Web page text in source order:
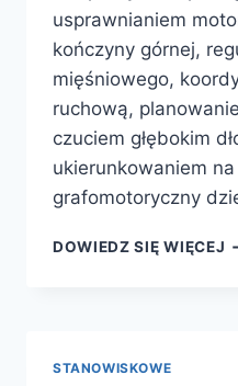
usprawnianiem
kończyny górnej,
mięśniowego,
ruchową,
czuciem głębokim
ukierunkowaniem
grafomotoryczny
DOWIEDZ SIĘ WIĘCEJ
STANOWISKOWE